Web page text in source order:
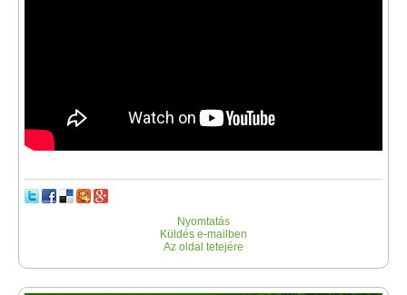
Nyomtatás
Küldés e-mailben
Az oldal tetejére